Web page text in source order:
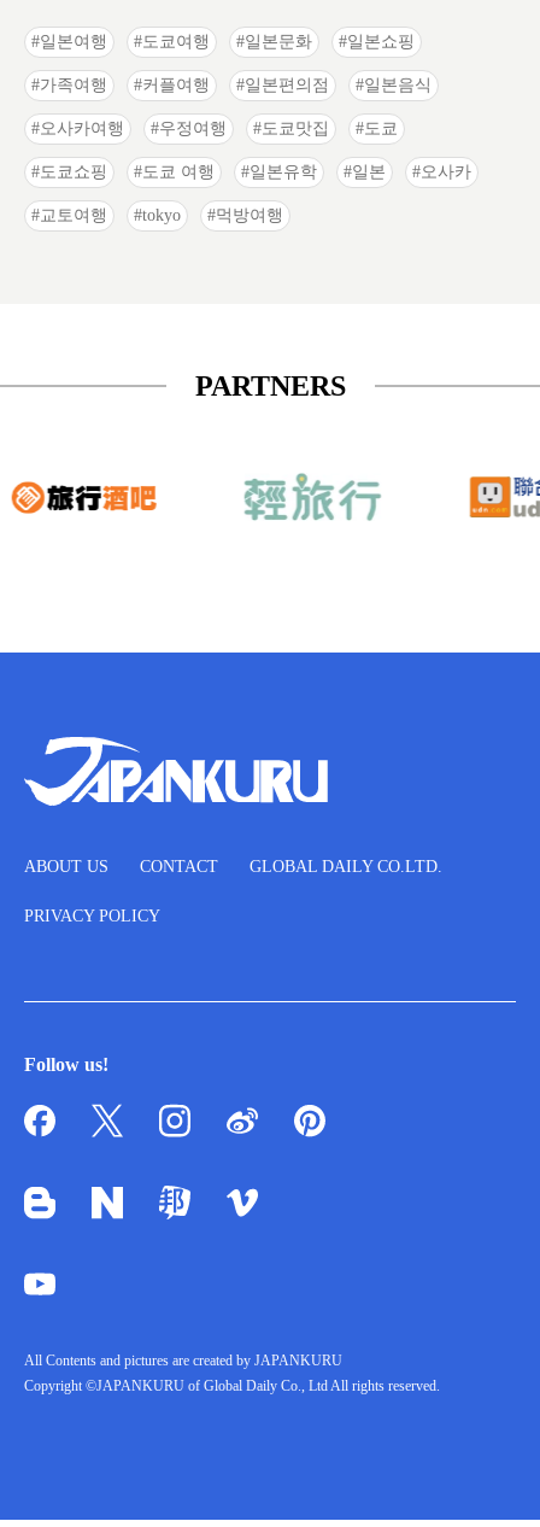
일본여행 도쿄여행 일본문화 일본쇼핑
가족여행 커플여행 일본편의점 일본음식
오사카여행 우정여행 도쿄맛집 도쿄
도쿄쇼핑 도쿄 여행 일본유학 일본 오사카
교토여행 tokyo 먹방여행
PARTNERS
ABOUT US CONTACT GLOBAL DAILY CO.LTD.
PRIVACY POLICY
Follow us!
All Contents and pictures are created by JAPANKURU
Copyright ©JAPANKURU of Global Daily Co., Ltd All rights reserved.